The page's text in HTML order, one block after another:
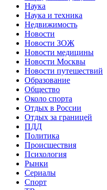
Наука
Наука и техника
Недвижимость
Новости
Новости ЗОЖ
Новости медицины
Новости Москвы
Новости путешествий
Образование
Общество
Около спорта
Отдых в России
Отдых за границей
ПДД
Политика
Происшествия
Психология
Рынки
Сериалы
Спорт